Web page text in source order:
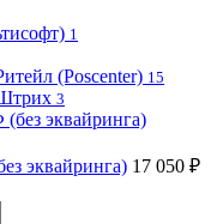
1
(Poscenter) 15
3
эквайринга) 17 050 ₽